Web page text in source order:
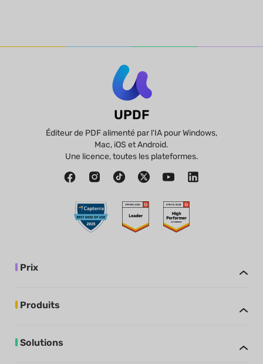
UPDF
Éditeur de PDF alimenté par l'IA pour Windows,
Mac, iOS et Android.
Une licence, toutes les plateformes.
Prix
Produits
Solutions